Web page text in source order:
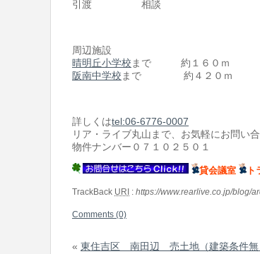
引渡 相談
周辺施設
晴明丘小学校 まで 約１６０ｍ
阪南中学校 まで 約４２０ｍ
詳しくはtel:06-6776-0007
リア・ライブ丸山まで、お気軽にお問い合
物件ナンバー０７１０２５０１
貸会議室
TrackBack URI : https://www.rearlive.co.jp/blog/
Comments (0)
« 東住吉区 南田辺 売土地（建築条件無